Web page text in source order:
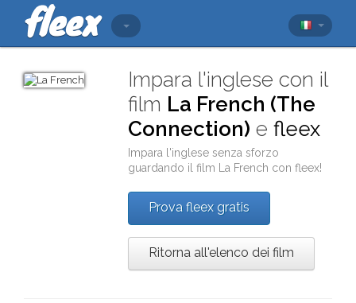
Impara l'inglese con il
film La French (The
Connection) efleex
Impara l'inglese senza sforzo
guardando il film
La French confleex!
Prova fleex gratis
Ritorna all'elenco dei film